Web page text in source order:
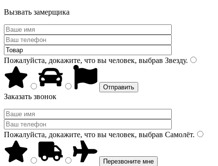
Вызвать замерщика
Пожалуйста, докажите, что вы человек, выбрав Звезду.
Заказать звонок
Пожалуйста, докажите, что вы человек, выбрав Самолёт.